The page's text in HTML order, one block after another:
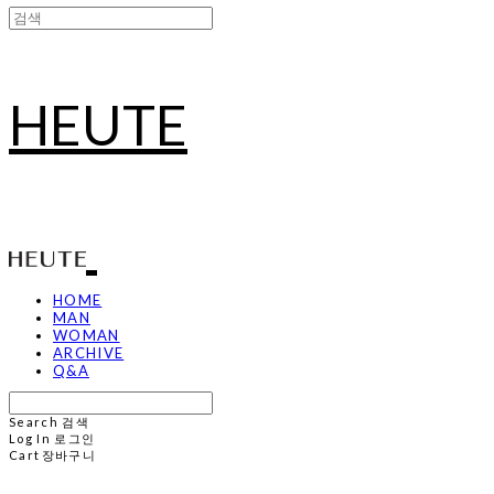
HEUTE
HOME
MAN
WOMAN
ARCHIVE
Q&A
Search 검색
Log In 로그인
Cart 장바구니